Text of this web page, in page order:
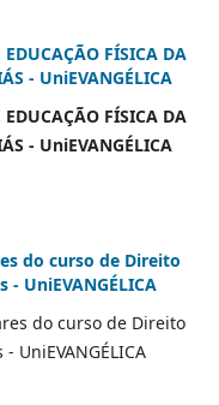
FÍSICA DA
- UniEVANGÉLICA
FÍSICA DA
- UniEVANGÉLICA
do curso de Direito
UniEVANGÉLICA
do curso de Direito
UniEVANGÉLICA